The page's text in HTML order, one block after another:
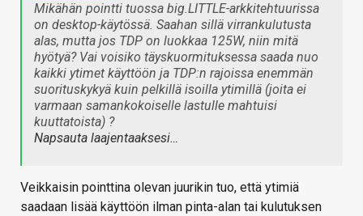
Mikähän pointti tuossa big.LITTLE-arkkitehtuurissa
on desktop-käytössä. Saahan sillä virrankulutusta
alas, mutta jos TDP on luokkaa 125W, niin mitä
hyötyä? Vai voisiko täyskuormituksessa saada nuo
kaikki ytimet käyttöön ja TDP:n rajoissa enemmän
suorituskykyä kuin pelkillä isoilla ytimillä (joita ei
varmaan samankokoiselle lastulle mahtuisi
kuuttatoista) ?
Napsauta laajentaaksesi…
Veikkaisin pointtina olevan juurikin tuo, että ytimiä
saadaan lisää käyttöön ilman pinta-alan tai kulutuksen